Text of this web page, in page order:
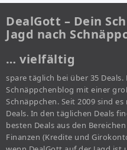
DealGott – Dein
Jagd nach
… vielfältig
spare täglich bei über 35
Schnäppchenblog mit einer
Schnäppchen. Seit 2009 sind
Deals. In den täglichen Deals
besten Deals aus den
Finanzen (Kredite und